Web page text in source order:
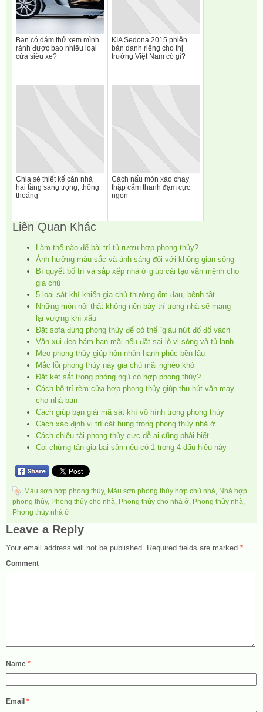
Bạn có dám thử xem mình
rành được bao nhiêu loại
cửa siêu xe?
KIA Sedona 2015 phiên
bản dành riêng cho thị
trường Việt Nam có gì?
Chia sẻ thiết kế căn nhà
hai tầng sang trọng, thông
thoáng
Cách nấu món xào chay
thập cẩm thanh đạm cực
ngon
Liên Quan Khác
Làm thế nào để bài trí tủ rượu hợp phong thủy?
Ảnh hưởng màu sắc và ánh sáng đối với không gian sống
Bí quyết bố trí và sắp xếp nhà ở giúp cải tạo vận mệnh cho
gia chủ
5 loại sát khí khiến gia chủ thường ốm đau, bệnh tật
Những món nội thất không nên bày trí trong nhà sẽ mang
lại vượng khí xấu
Đặt sofa đúng phong thủy để có thể “giàu nứt đố đổ vách”
Vận xui đeo bám bạn mãi nếu đặt sai lò vi sóng và tủ lạnh
Mẹo phong thủy giúp hôn nhân hạnh phúc bền lâu
Mắc lỗi phong thủy này gia chủ mãi nghèo khó
Đặt két sắt trong phòng ngủ có hợp phong thủy?
Cách bố trí rèm cửa hợp phong thủy giúp thu hút vận may
cho nhà bạn
Cách giúp bạn giải mã sát khí vô hình trong phong thủy
Cách xác định vị trí cát hung trong phong thủy nhà ở
Cách chiêu tài phong thủy cực dễ ai cũng phải biết
Coi chừng tán gia bại sản nếu có 1 trong 4 dấu hiệu này
Màu sơn hợp phong thủy, Màu sơn phong thủy hợp chủ nhà, Nhà hợp
phong thủy, Phong thủy cho nhà, Phong thủy cho nhà ở, Phong thủy nhà,
Phong thủy nhà ở
Leave a Reply
Your email address will not be published. Required fields are marked *
Comment
Name *
Email *